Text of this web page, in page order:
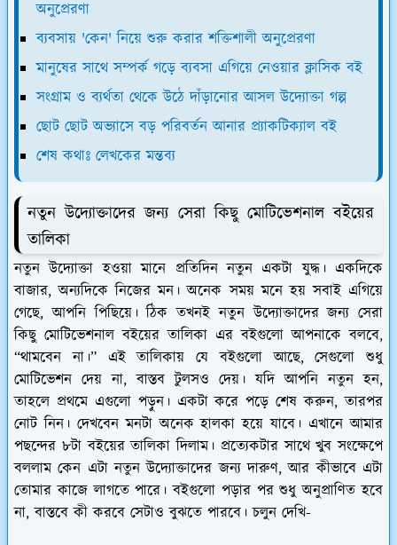
অনুপ্রেরণা
ব্যবসায় 'কেন' নিয়ে শুরু করার শক্তিশালী অনুপ্রেরণা
মানুষের সাথে সম্পর্ক গড়ে ব্যবসা এগিয়ে নেওয়ার ক্লাসিক বই
সংগ্রাম ও ব্যর্থতা থেকে উঠে দাঁড়ানোর আসল উদ্যোক্তা গল্প
ছোট ছোট অভ্যাসে বড় পরিবর্তন আনার প্র্যাকটিক্যাল বই
শেষ কথাঃ লেখকের মন্তব্য
নতুন উদ্যোক্তাদের জন্য সেরা কিছু মোটিভেশনাল বইয়ের
তালিকা
নতুন উদ্যোক্তা হওয়া মানে প্রতিদিন নতুন একটা যুদ্ধ। একদিকে
বাজার, অন্যদিকে নিজের মন। অনেক সময় মনে হয় সবাই এগিয়ে
গেছে, আপনি পিছিয়ে। ঠিক তখনই নতুন উদ্যোক্তাদের জন্য সেরা
কিছু মোটিভেশনাল বইয়ের তালিকা এর বইগুলো আপনাকে বলবে,
“থামবেন না।” এই তালিকায় যে বইগুলো আছে, সেগুলো শুধু
মোটিভেশন দেয় না, বাস্তব টুলসও দেয়। যদি আপনি নতুন হন,
তাহলে প্রথমে এগুলো পড়ুন। একটা করে পড়ে শেষ করুন, তারপর
নোট নিন। দেখবেন মনটা অনেক হালকা হয়ে যাবে। এখানে আমার
পছন্দের ৮টা বইয়ের তালিকা দিলাম। প্রত্যেকটার সাথে খুব সংক্ষেপে
বললাম কেন এটা নতুন উদ্যোক্তাদের জন্য দারুণ, আর কীভাবে এটা
তোমার কাজে লাগতে পারে। বইগুলো পড়ার পর শুধু অনুপ্রাণিত হবে
না, বাস্তবে কী করবে সেটাও বুঝতে পারবে। চলুন দেখি-